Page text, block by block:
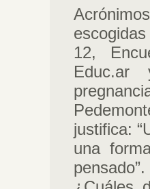
12,
Educ.ar
justifica:
una
pensado”.